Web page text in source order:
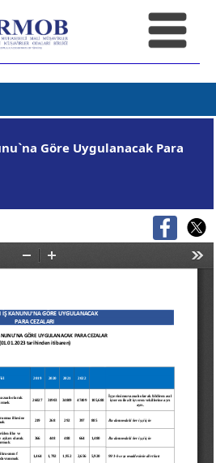
Göre Uygulanacak Para